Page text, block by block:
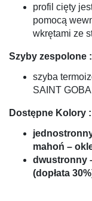
profil cięty
pomocą
wkrętami ze
Szyby zespolone :
szyba
SAINT
Dostępne Kolory :
mahoń –
dwustronny
(dopłata